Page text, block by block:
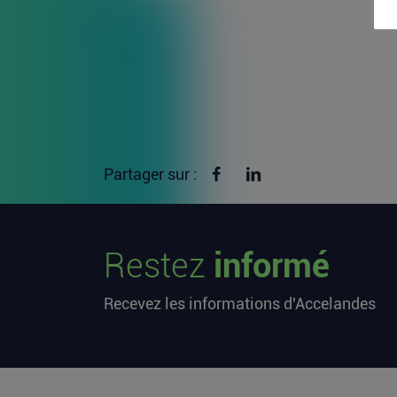
Partager sur : Partager sur Facebook
Restez informé
Recevez les informations d'Accelandes